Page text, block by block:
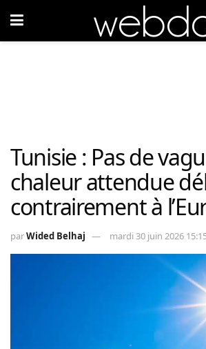
Tunisie : Pas de
chaleur attendue
contrairement à
parWided Belhaj mardi 30 juin 2026